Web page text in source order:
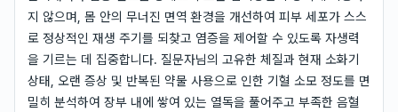
지 않으며, 몸 안의 무너진 면역 환경을 개선하여 피부 세포가 스스
로 정상적인 재생 주기를 되찾고 염증을 제어할 수 있도록 자생력
을 기르는 데 집중합니다. 질문자님의 고유한 체질과 현재 소화기
상태, 오랜 증상 및 반복된 약물 사용으로 인한 기혈 소모 정도를 면
밀히 분석하여 장부 내에 쌓여 있는 열독을 풀어주고 부족한 음혈